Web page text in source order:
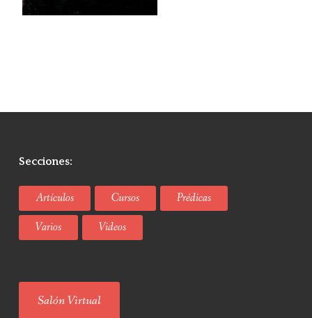
Secciones:
Artículos Cursos
Prédicas
Varios
Videos
Salón Virtual